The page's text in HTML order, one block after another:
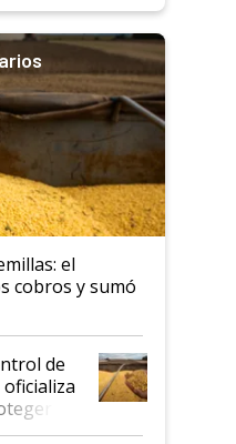
el
cobros y sumó
de
la